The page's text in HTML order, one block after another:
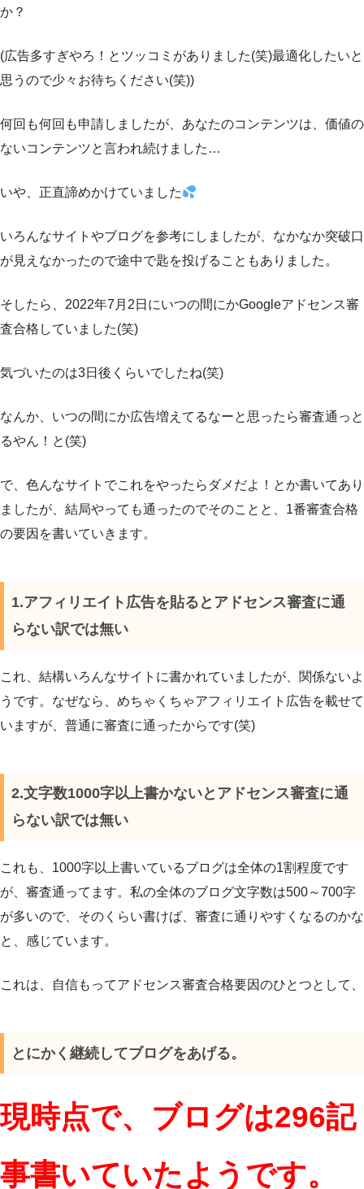
か？
(広告多すぎやろ！とツッコミがありました(笑)最適化したいと
思うので少々お待ちください(笑))
何回も何回も申請しましたが、あなたのコンテンツは、価値の
ないコンテンツと言われ続けました…
いや、正直諦めかけていました
いろんなサイトやブログを参考にしましたが、なかなか突破口
が見えなかったので途中で匙を投げることもありました。
そしたら、2022年7月2日にいつの間にかGoogleアドセンス審
査合格していました(笑)
気づいたのは3日後くらいでしたね(笑)
なんか、いつの間にか広告増えてるなーと思ったら審査通っと
るやん！と(笑)
で、色んなサイトでこれをやったらダメだよ！とか書いてあり
ましたが、結局やっても通ったのでそのことと、1番審査合格
の要因を書いていきます。
1.アフィリエイト広告を貼るとアドセンス審査に通
らない訳では無い
これ、結構いろんなサイトに書かれていましたが、関係ないよ
うです。なぜなら、めちゃくちゃアフィリエイト広告を載せて
いますが、普通に審査に通ったからです(笑)
2.文字数1000字以上書かないとアドセンス審査に通
らない訳では無い
これも、1000字以上書いているブログは全体の1割程度です
が、審査通ってます。私の全体のブログ文字数は500～700字
が多いので、そのくらい書けば、審査に通りやすくなるのかな
と、感じています。
これは、自信もってアドセンス審査合格要因のひとつとして、
とにかく継続してブログをあげる。
現時点で、ブログは296記
事書いていたようです。